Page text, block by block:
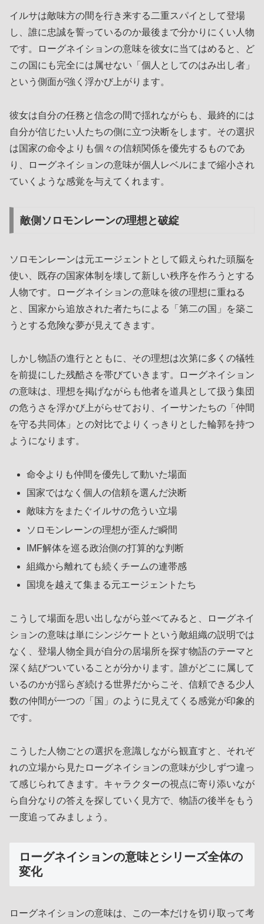
イルサは敵味方の間を行き来する二重スパイとして登場
し、誰に忠誠を誓っているのか最後まで分かりにくい人物
です。ローグネイションの意味を彼女に当てはめると、ど
この国にも完全には属せない「個人としてのはみ出し者」
という側面が強く浮かび上がります。
彼女は自分の任務と信念の間で揺れながらも、最終的には
自分が信じたい人たちの側に立つ決断をします。その選択
は国家の命令よりも個々の信頼関係を優先するものであ
り、ローグネイションの意味が個人レベルにまで縮小され
ていくような感覚を与えてくれます。
敵側ソロモンレーンの理想と破綻
ソロモンレーンは元エージェントとして鍛えられた頭脳を
使い、既存の国家体制を壊して新しい秩序を作ろうとする
人物です。ローグネイションの意味を彼の理想に重ねる
と、国家から追放された者たちによる「第二の国」を築こ
うとする危険な夢が見えてきます。
しかし物語の進行とともに、その理想は次第に多くの犠牲
を前提にした残酷さを帯びていきます。ローグネイション
の意味は、理想を掲げながらも他者を道具として扱う集団
の危うさを浮かび上がらせており、イーサンたちの「仲間
を守る共同体」との対比でよりくっきりとした輪郭を持つ
ようになります。
命令よりも仲間を優先して動いた場面
国家ではなく個人の信頼を選んだ決断
敵味方をまたぐイルサの危うい立場
ソロモンレーンの理想が歪んだ瞬間
IMF解体を巡る政治側の打算的な判断
組織から離れても続くチームの連帯感
国境を越えて集まる元エージェントたち
こうして場面を思い出しながら並べてみると、ローグネイ
ションの意味は単にシンジケートという敵組織の説明では
なく、登場人物全員が自分の居場所を探す物語のテーマと
深く結びついていることが分かります。誰がどこに属して
いるのかが揺らぎ続ける世界だからこそ、信頼できる少人
数の仲間が一つの「国」のように見えてくる感覚が印象的
です。
こうした人物ごとの選択を意識しながら観直すと、それぞ
れの立場から見たローグネイションの意味が少しずつ違っ
て感じられてきます。キャラクターの視点に寄り添いなが
ら自分なりの答えを探していく見方で、物語の後半をもう
一度追ってみましょう。
ローグネイションの意味とシリーズ全体の
変化
ローグネイションの意味は、この一本だけを切り取って考